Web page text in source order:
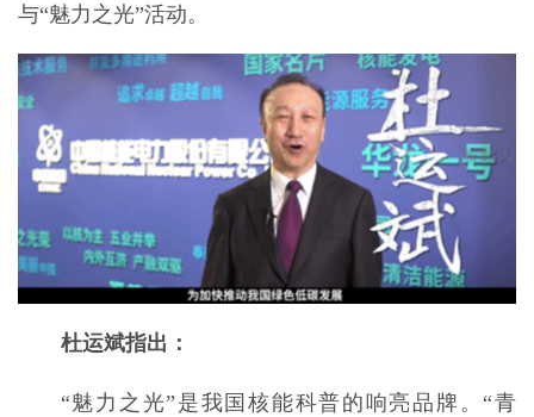
与“魅力之光”活动。
杜运斌指出：
“魅力之光”是我国核能科普的响亮品牌。“青